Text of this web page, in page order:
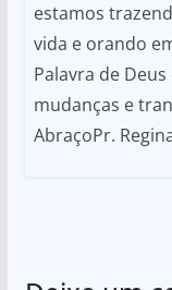
estamos
vida e orando
Palavra de
mudanças e
AbraçoPr.